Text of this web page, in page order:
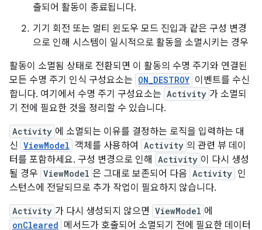
출되어 활동이 종료됩니다.
기기 회전 또는 멀티 윈도우 모드 진입과 같은 구성 변경
으로 인해 시스템이 일시적으로 활동을 소멸시키는 경우
활동이 소멸됨 상태로 전환되면 이 활동의 수명 주기와 연결된
모든 수명 주기 인식 구성요소는 ON_DESTROY 이벤트를 수신
합니다. 여기에서 수명 주기 구성요소는 Activity 가 소멸되
기 전에 필요한 것을 정리할 수 있습니다.
Activity 에 소멸되는 이유를 결정하는 로직을 입력하는 대
신 ViewModel 객체를 사용하여 Activity 의 관련 뷰 데이
터를 포함하세요. 구성 변경으로 인해
Activity 이 다시 생성
될 경우 ViewModel 은 그대로 보존되어 다음 Activity 인
스턴스에 전달되므로 추가 작업이 필요하지 않습니다.
Activity 가 다시 생성되지 않으면 ViewModel 에
onCleared 메서드가 호출되어 소멸되기 전에 필요한 데이터